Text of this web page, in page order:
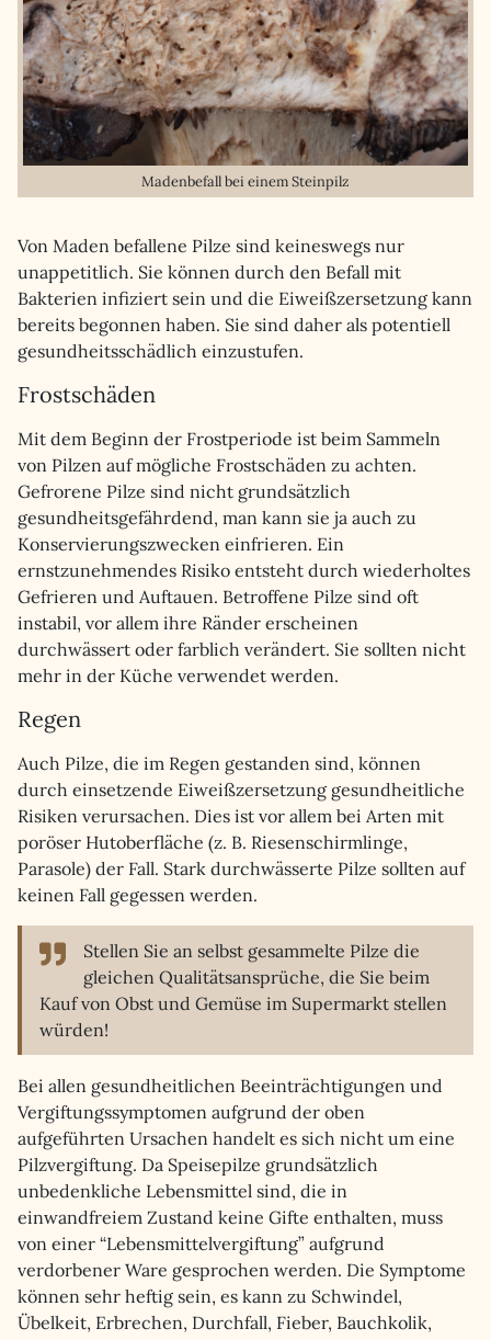
Madenbefall bei einem Steinpilz
Von Maden befallene Pilze sind keineswegs nur
unappetitlich. Sie können durch den Befall mit
Bakterien infiziert sein und die Eiweißzersetzung kann
bereits begonnen haben. Sie sind daher als potentiell
gesundheitsschädlich einzustufen.
Frostschäden
Mit dem Beginn der Frostperiode ist beim Sammeln
von Pilzen auf mögliche Frostschäden zu achten.
Gefrorene Pilze sind nicht grundsätzlich
gesundheitsgefährdend, man kann sie ja auch zu
Konservierungszwecken einfrieren. Ein
ernstzunehmendes Risiko entsteht durch wiederholtes
Gefrieren und Auftauen. Betroffene Pilze sind oft
instabil, vor allem ihre Ränder erscheinen
durchwässert oder farblich verändert. Sie sollten nicht
mehr in der Küche verwendet werden.
Regen
Auch Pilze, die im Regen gestanden sind, können
durch einsetzende Eiweißzersetzung gesundheitliche
Risiken verursachen. Dies ist vor allem bei Arten mit
poröser Hutoberfläche (z. B. Riesenschirmlinge,
Parasole) der Fall. Stark durchwässerte Pilze sollten auf
keinen Fall gegessen werden.
Stellen Sie an selbst gesammelte Pilze die
gleichen Qualitätsansprüche, die Sie beim
Kauf von Obst und Gemüse im Supermarkt stellen
würden!
Bei allen gesundheitlichen Beeinträchtigungen und
Vergiftungssymptomen aufgrund der oben
aufgeführten Ursachen handelt es sich nicht um eine
Pilzvergiftung. Da Speisepilze grundsätzlich
unbedenkliche Lebensmittel sind, die in
einwandfreiem Zustand keine Gifte enthalten, muss
von einer “Lebensmittelvergiftung” aufgrund
verdorbener Ware gesprochen werden. Die Symptome
können sehr heftig sein, es kann zu Schwindel,
Übelkeit, Erbrechen, Durchfall, Fieber, Bauchkolik,